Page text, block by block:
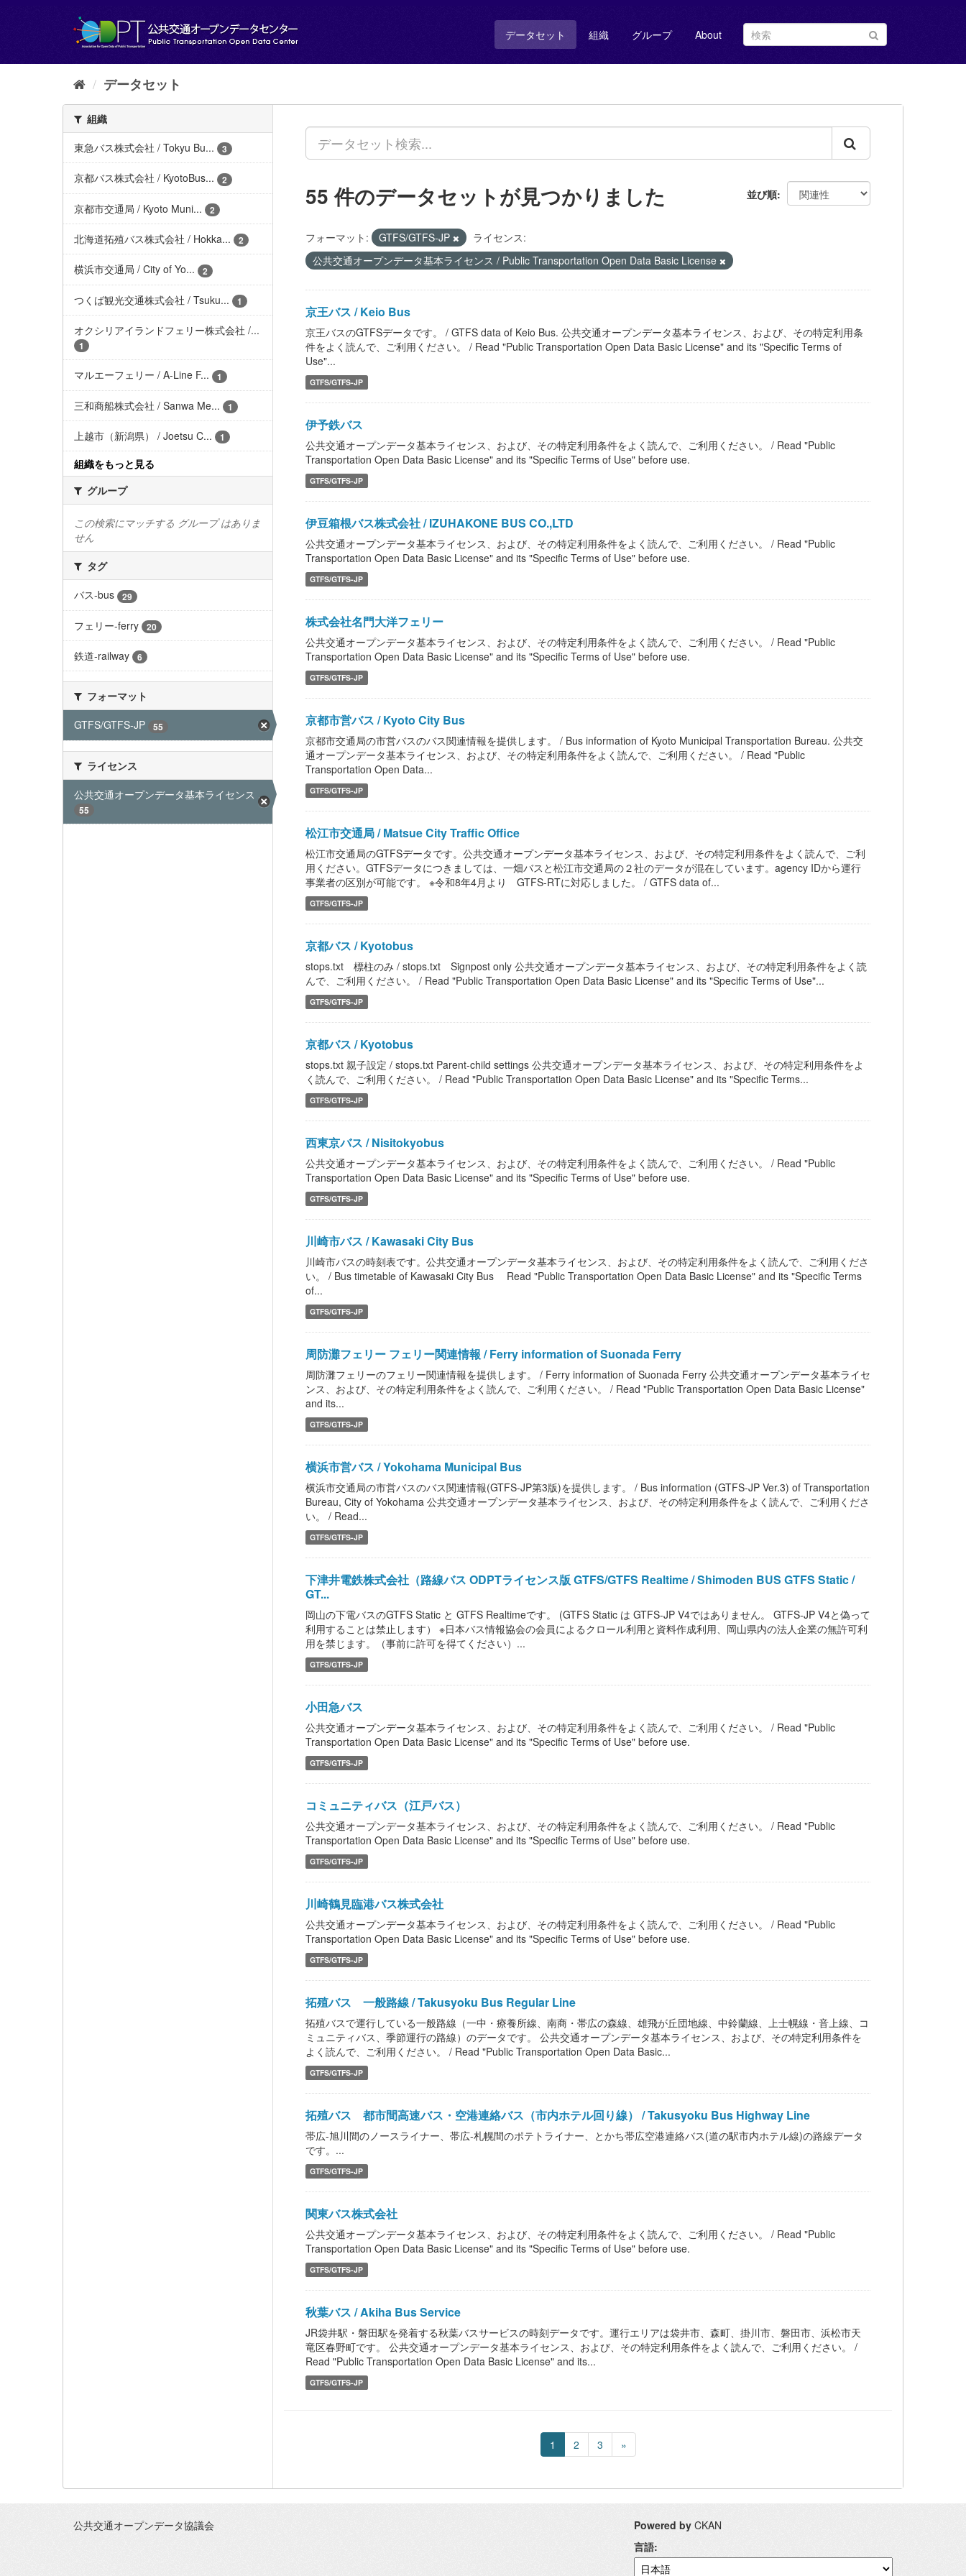
し
データセット 組織 グループ About
データセット
組織
東急バス株式会社 / Tokyu Bu...
3
京都バス株式会社 / KyotoBus... 2
京都市交通局 / Kyoto Muni... 2
北海道拓殖バス株式会社 / Hokka... 2
横浜市交通局 / City of Yo... 2
つくば観光交通株式会社 / Tsuku... 1
オクシリアイランドフェリー株式会社 /...
1
マルエーフェリー / A-Line F... 1
三和商船株式会社 / Sanwa Me... 1
上越市（新潟県） / Joetsu C... 1
組織をもっと見る
グループ
この検索にマッチする グループ はありま
せん
タグ
バス-bus
29
フェリー-ferry 20
鉄道-railway 6
フォーマット
GTFS/GTFS-JP
55
ライセンス
公共交通オープンデータ基本ライセンス ...
55
並び順
55 件のデータセットが見つかりました
フォーマット: GTFS/GTFS-JP
ライセンス:
公共交通オープンデータ基本ライセンス / Public Transportation Open Data Basic License
京王バス / Keio Bus
京王バスのGTFSデータです。 / GTFS data of Keio Bus. 公共交通オープンデータ基本ライセンス、および、その特定利用条
件をよく読んで、ご利用ください。 / Read "Public Transportation Open Data Basic License" and its "Specific Terms of
Use"...
GTFS/GTFS-JP
伊予鉄バス
公共交通オープンデータ基本ライセンス、および、その特定利用条件をよく読んで、ご利用ください。 / Read "Public
Transportation Open Data Basic License" and its "Specific Terms of Use" before use.
GTFS/GTFS-JP
伊豆箱根バス株式会社 / IZUHAKONE BUS CO.,LTD
公共交通オープンデータ基本ライセンス、および、その特定利用条件をよく読んで、ご利用ください。 / Read "Public
Transportation Open Data Basic License" and its "Specific Terms of Use" before use.
GTFS/GTFS-JP
株式会社名門大洋フェリー
公共交通オープンデータ基本ライセンス、および、その特定利用条件をよく読んで、ご利用ください。 / Read "Public
Transportation Open Data Basic License" and its "Specific Terms of Use" before use.
GTFS/GTFS-JP
京都市営バス / Kyoto City Bus
京都市交通局の市営バスのバス関連情報を提供します。 / Bus information of Kyoto Municipal Transportation Bureau. 公共交
通オープンデータ基本ライセンス、および、その特定利用条件をよく読んで、ご利用ください。 / Read "Public
Transportation Open Data...
GTFS/GTFS-JP
松江市交通局 / Matsue City Traffic Office
松江市交通局のGTFSデータです。公共交通オープンデータ基本ライセンス、および、その特定利用条件をよく読んで、ご利
用ください。GTFSデータにつきましては、一畑バスと松江市交通局の２社のデータが混在しています。agency IDから運行
事業者の区別が可能です。 ※令和8年4月より GTFS-RTに対応しました。 / GTFS data of...
GTFS/GTFS-JP
京都バス / Kyotobus
stops.txt 標柱のみ / stops.txt Signpost only 公共交通オープンデータ基本ライセンス、および、その特定利用条件をよく読
んで、ご利用ください。 / Read "Public Transportation Open Data Basic License" and its "Specific Terms of Use"...
GTFS/GTFS-JP
京都バス / Kyotobus
stops.txt 親子設定 / stops.txt Parent-child settings 公共交通オープンデータ基本ライセンス、および、その特定利用条件をよ
く読んで、ご利用ください。 / Read "Public Transportation Open Data Basic License" and its "Specific Terms...
GTFS/GTFS-JP
西東京バス / Nisitokyobus
公共交通オープンデータ基本ライセンス、および、その特定利用条件をよく読んで、ご利用ください。 / Read "Public
Transportation Open Data Basic License" and its "Specific Terms of Use" before use.
GTFS/GTFS-JP
川崎市バス / Kawasaki City Bus
川崎市バスの時刻表です。公共交通オープンデータ基本ライセンス、および、その特定利用条件をよく読んで、ご利用くださ
い。 / Bus timetable of Kawasaki City Bus Read "Public Transportation Open Data Basic License" and its "Specific Terms
of...
GTFS/GTFS-JP
周防灘フェリー フェリー関連情報 / Ferry information of Suonada Ferry
周防灘フェリーのフェリー関連情報を提供します。 / Ferry information of Suonada Ferry 公共交通オープンデータ基本ライセ
ンス、および、その特定利用条件をよく読んで、ご利用ください。 / Read "Public Transportation Open Data Basic License"
and its...
GTFS/GTFS-JP
横浜市営バス / Yokohama Municipal Bus
横浜市交通局の市営バスのバス関連情報(GTFS-JP第3版)を提供します。 / Bus information (GTFS-JP Ver.3) of Transportation
Bureau, City of Yokohama 公共交通オープンデータ基本ライセンス、および、その特定利用条件をよく読んで、ご利用くださ
い。 / Read...
GTFS/GTFS-JP
下津井電鉄株式会社（路線バス ODPTライセンス版 GTFS/GTFS Realtime / Shimoden BUS GTFS Static /
GT...
岡山の下電バスのGTFS Static と GTFS Realtimeです。 (GTFS Static は GTFS-JP V4ではありません。 GTFS-JP V4と偽って
利用することは禁止します） ※日本バス情報協会の会員によるクロール利用と資料作成利用、岡山県内の法人企業の無許可利
用を禁じます。（事前に許可を得てください）...
GTFS/GTFS-JP
小田急バス
公共交通オープンデータ基本ライセンス、および、その特定利用条件をよく読んで、ご利用ください。 / Read "Public
Transportation Open Data Basic License" and its "Specific Terms of Use" before use.
GTFS/GTFS-JP
コミュニティバス（江戸バス）
公共交通オープンデータ基本ライセンス、および、その特定利用条件をよく読んで、ご利用ください。 / Read "Public
Transportation Open Data Basic License" and its "Specific Terms of Use" before use.
GTFS/GTFS-JP
川崎鶴見臨港バス株式会社
公共交通オープンデータ基本ライセンス、および、その特定利用条件をよく読んで、ご利用ください。 / Read "Public
Transportation Open Data Basic License" and its "Specific Terms of Use" before use.
GTFS/GTFS-JP
拓殖バス 一般路線 / Takusyoku Bus Regular Line
拓殖バスで運行している一般路線（一中・療養所線、南商・帯広の森線、雄飛が丘団地線、中鈴蘭線、上士幌線・音上線、コ
ミュニティバス、季節運行の路線）のデータです。 公共交通オープンデータ基本ライセンス、および、その特定利用条件を
よく読んで、ご利用ください。 / Read "Public Transportation Open Data Basic...
GTFS/GTFS-JP
拓殖バス 都市間高速バス・空港連絡バス（市内ホテル回り線） / Takusyoku Bus Highway Line
帯広-旭川間のノースライナー、帯広-札幌間のポテトライナー、とかち帯広空港連絡バス(道の駅市内ホテル線)の路線データ
です。...
GTFS/GTFS-JP
関東バス株式会社
公共交通オープンデータ基本ライセンス、および、その特定利用条件をよく読んで、ご利用ください。 / Read "Public
Transportation Open Data Basic License" and its "Specific Terms of Use" before use.
GTFS/GTFS-JP
秋葉バス / Akiha Bus Service
JR袋井駅・磐田駅を発着する秋葉バスサービスの時刻データです。運行エリアは袋井市、森町、掛川市、磐田市、浜松市天
竜区春野町です。 公共交通オープンデータ基本ライセンス、および、その特定利用条件をよく読んで、ご利用ください。 /
Read "Public Transportation Open Data Basic License" and its...
GTFS/GTFS-JP
1 2 3 »
公共交通オープンデータ協議会 Powered by CKAN
言語